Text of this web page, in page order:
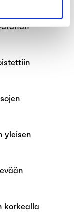
yleisen
korkealla